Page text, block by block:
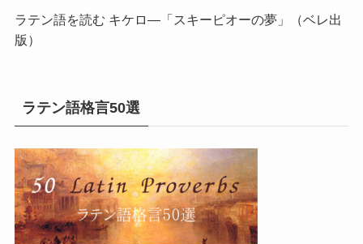
ラテン語を読む キケロ―「スキーピオーの夢」
（ベレ出
版）
ラテン語格言50選